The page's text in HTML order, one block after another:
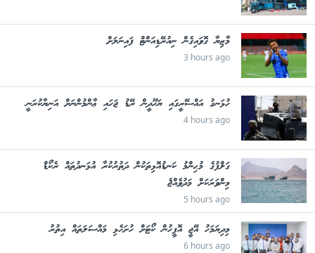
މާޒިޔާ ގޮވައިގެން ނިއުރޭޑިއަންޓް ފައިނަލަށް
3 hours ago
ހުޅަނގު އައްސޭރީގައި ޔަހޫދީން ރޭޑު ޖަހައި ޢާންމުންނަށް އަނިޔާކުރަނީ
4 hours ago
ގަލްފުގެ މުޙިންމު ކަނޑުއޮޅިތަކުން ދަތުރުކުރާ އުޅަނދުތައް ރެކޯޑް
މިންވަރަކަށް މަދުވެއްޖެ
5 hours ago
މިދިޔަމަހު އޭޖީ އޮފީހުން ކޯޓަށް ހުށަހެޅި މައްސަލަތައް އިތުރު
6 hours ago